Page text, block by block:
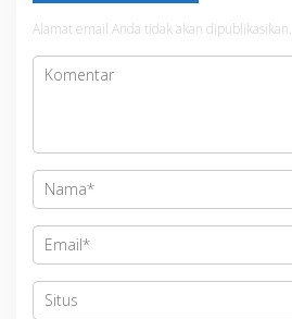
Alamat email Anda tidak akan dipublikasikan.